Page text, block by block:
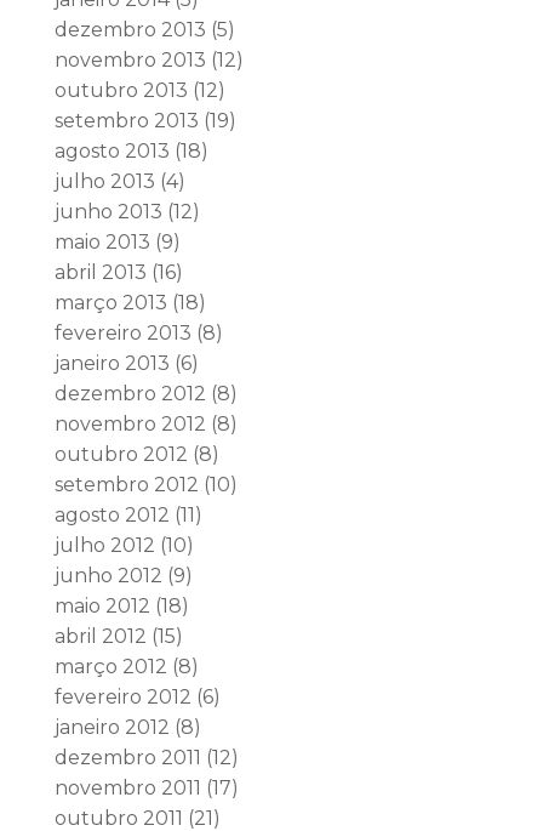
dezembro 2013 (5)
novembro 2013 (12)
outubro 2013 (12)
setembro 2013 (19)
agosto 2013 (18)
julho 2013 (4)
junho 2013 (12)
maio 2013 (9)
abril 2013 (16)
março 2013 (18)
fevereiro 2013 (8)
janeiro 2013 (6)
dezembro 2012 (8)
novembro 2012 (8)
outubro 2012 (8)
setembro 2012 (10)
agosto 2012 (11)
julho 2012 (10)
junho 2012 (9)
maio 2012 (18)
abril 2012 (15)
março 2012 (8)
fevereiro 2012 (6)
janeiro 2012 (8)
dezembro 2011 (12)
novembro 2011 (17)
outubro 2011 (21)